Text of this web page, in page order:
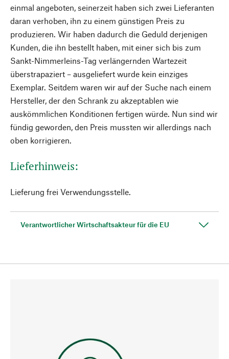
einmal angeboten, seinerzeit haben sich zwei Lieferanten
daran verhoben, ihn zu einem günstigen Preis zu
produzieren. Wir haben dadurch die Geduld derjenigen
Kunden, die ihn bestellt haben, mit einer sich bis zum
Sankt-Nimmerleins-Tag verlängernden Wartezeit
überstrapaziert – ausgeliefert wurde kein einziges
Exemplar. Seitdem waren wir auf der Suche nach einem
Hersteller, der den Schrank zu akzeptablen wie
auskömmlichen Konditionen fertigen würde. Nun sind wir
fündig geworden, den Preis mussten wir allerdings nach
oben korrigieren.
Lieferhinweis:
Lieferung frei Verwendungsstelle.
Verantwortlicher Wirtschaftsakteur für die EU